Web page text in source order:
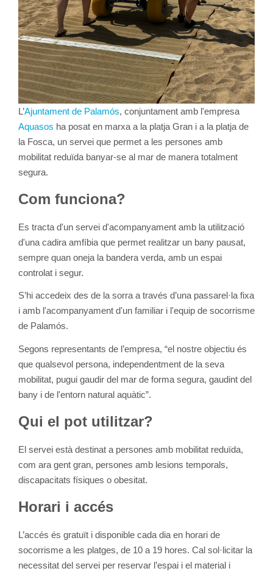
L’Ajuntament de Palamós, conjuntament amb l'empresa
Aquasos ha posat en marxa a la platja Gran i a la platja de
la Fosca, un servei que permet a les persones amb
mobilitat reduïda banyar-se al mar de manera totalment
segura.
Com funciona?
Es tracta d'un servei d'acompanyament amb la utilització
d'una cadira amfíbia que permet realitzar un bany pausat,
sempre quan oneja la bandera verda, amb un espai
controlat i segur.
S’hi accedeix des de la sorra a través d’una passarel·la fixa
i amb l'acompanyament d'un familiar i l'equip de socorrisme
de Palamós.
Segons representants de l’empresa, “el nostre objectiu és
que qualsevol persona, independentment de la seva
mobilitat, pugui gaudir del mar de forma segura, gaudint del
bany i de l'entorn natural aquàtic”.
Qui el pot utilitzar?
El servei està destinat a persones amb mobilitat reduïda,
com ara gent gran, persones amb lesions temporals,
discapacitats físiques o obesitat.
Horari i accés
L’accés és gratuït i disponible cada dia en horari de
socorrisme a les platges, de 10 a 19 hores. Cal sol·licitar la
necessitat del servei per reservar l’espai i el material i